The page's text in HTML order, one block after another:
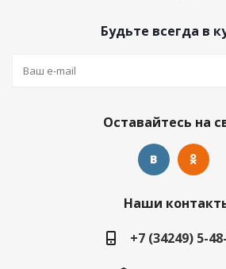
Будьте всегда в
Оставайтесь на
Наши
+7 (34249) 5-